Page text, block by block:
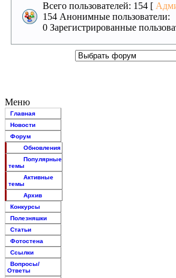
Всего пользователей: 154 [
154 Анонимные пользователи:
0 Зарегистрированные
Меню
Главная
Новости
Форум
Обновления
Популярные
темы
Активные
темы
Архив
Конкурсы
Полезняшки
Статьи
Фотостена
Ссылки
Вопросы/
Ответы